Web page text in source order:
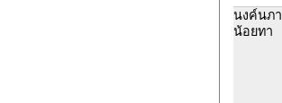
นงค์นภา
น้อยทา